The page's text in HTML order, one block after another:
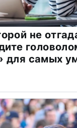
не
для самых